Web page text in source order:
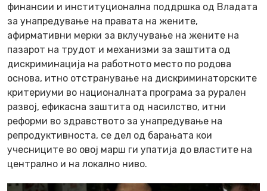
финансии и институционална поддршка од Владата
за унапредување на правата на жените,
афирмативни мерки за вклучување на жените на
пазарот на трудот и механизми за заштита од
дискриминација на работното место по родова
основа, итно отстранување на дискриминаторските
критериуми во националната програма за рурален
развој, ефикасна заштита од насилство, итни
реформи во здравството за унапредување на
репродуктивноста, се дел од барањата кои
учесниците во овој марш ги упатија до властите на
централно и на локално ниво.